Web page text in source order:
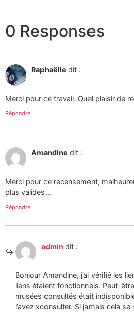
0 Responses
Raphaëlle dit :
Merci pour ce travail. Quel plaisir de
Répondre
Amandine dit :
Merci pour ce recensement,
plus valides…
Répondre
admin dit :
Bonjour Amandine, j’ai vérifié les
liens étaient fonctionnels. Peut-
musées consultés était
l’avez xconsulter. Si jamais cela